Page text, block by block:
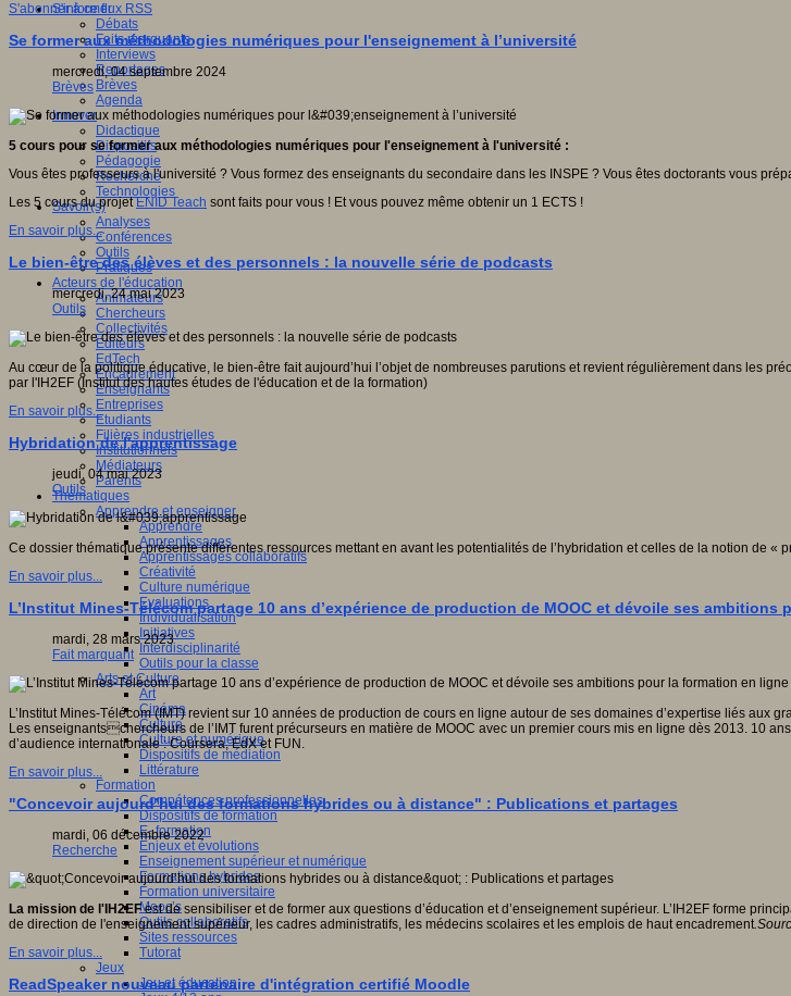
S'informer
Débats
Faits marquants
Interviews
Reportages
Brèves
Agenda
Innover
Didactique
Dispositifs
Pédagogie
Recherche
Technologies
Savoir(s)
Analyses
Conférences
Outils
Pratiques
Acteurs de l'éducation
Animateurs
Chercheurs
Collectivités
Editeurs
EdTech
Encadrement
Enseignants
Entreprises
Etudiants
Filières industrielles
Institutionnels
Médiateurs
Parents
Thématiques
Apprendre et enseigner
Apprendre
Apprentissages
Apprentissages collaboratifs
Créativité
Culture numérique
Evaluations
Individualisation
Initiatives
Interdisciplinarité
Outils pour la classe
Arts et Culture
Art
Cinéma
Culture
Culture et numérique
Dispositifs de médiation
Littérature
Formation
Compétences professionnelles
Dispositifs de formation
E- formation
Enjeux et évolutions
Enseignement supérieur et numérique
Formations hybrides
Formation universitaire
Mooc’s
Outils collaboratifs
Sites ressources
Tutorat
Jeux
Jeu et éducation
S'abonner à ce flux RSS
Se former aux méthodologies numériques pour l'enseignement à l’université
mercredi, 04 septembre 2024
Brèves
5 cours pour se former aux méthodologies numériques pour l'enseignement à l'université :
Vous êtes professeurs à l'université ? Vous formez des enseignants du secondaire dans les INSPE ? Vous êtes doctorants vous
Les 5 cours du projetENID Teach sont faits pour vous ! Et vous pouvez même obtenir un 1 ECTS !
En savoir plus...
Le bien-être des élèves et des personnels : la nouvelle série de podcasts
mercredi, 24 mai 2023
Outils
Au cœur de la politique éducative, le bien-être fait aujourd’hui l’objet de nombreuses parutions et revient régulièrement dans les
par l'IH2EF (Institut des hautes études de l'éducation et de la formation)
En savoir plus...
Hybridation de l'apprentissage
jeudi, 04 mai 2023
Outils
Ce dossier thématique présente différentes ressources mettant en avant les potentialités de l’hybridation et celles de la notion de «
En savoir plus...
L’Institut Mines-Télécom partage 10 ans d’expérience de production de MOOC et dévoile ses ambitions
mardi, 28 mars 2023
Fait marquant
L’Institut Mines-Télécom (IMT) revient sur 10 années de production de cours en ligne autour de ses domaines d’expertise liés
Les enseignantschercheurs de l’IMT furent précurseurs en matière de MOOC avec un premier cours mis en ligne dès 2013. 10
d’audience internationale : Coursera, EdX et FUN.
En savoir plus...
"Concevoir aujourd’hui des formations hybrides ou à distance" : Publications et partages
mardi, 06 décembre 2022
Recherche
La mission de l'IH2EFest de sensibiliser et de former aux questions d’éducation et d’enseignement supérieur. L’IH2EF forme
de direction de l'enseignement supérieur, les cadres administratifs, les médecins scolaires et les emplois de haut encadrement.
En savoir plus...
ReadSpeaker nouveau partenaire d'intégration certifié Moodle